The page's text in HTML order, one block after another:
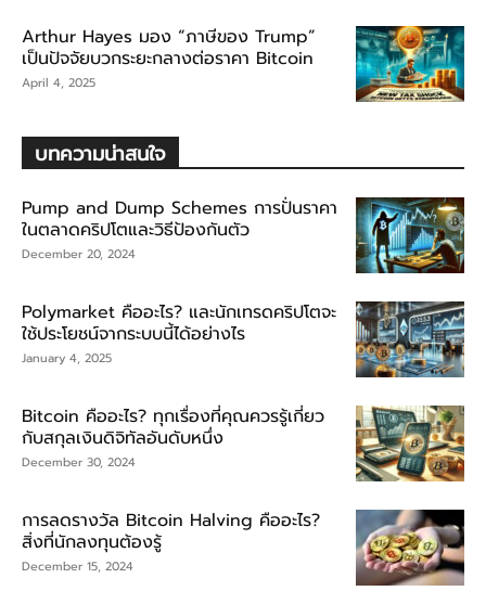
Arthur Hayes มอง “ภาษีของ Trump”
เป็นปัจจัยบวกระยะกลางต่อราคา Bitcoin
April 4, 2025
บทความน่าสนใจ
Pump and Dump Schemes การปั่นราคา
ในตลาดคริปโตและวิธีป้องกันตัว
December 20, 2024
Polymarket คืออะไร? และนักเทรดคริปโตจะ
ใช้ประโยชน์จากระบบนี้ได้อย่างไร
January 4, 2025
Bitcoin คืออะไร? ทุกเรื่องที่คุณควรรู้เกี่ยว
กับสกุลเงินดิจิทัลอันดับหนึ่ง
December 30, 2024
การลดรางวัล Bitcoin Halving คืออะไร?
สิ่งที่นักลงทุนต้องรู้
December 15, 2024